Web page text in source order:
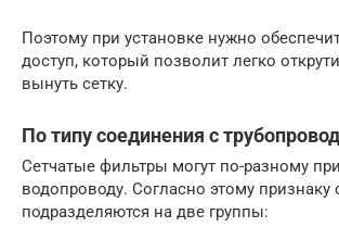
Поэтому при установке нужно
доступ, который позволит легко
вынуть сетку.
По типу соединения с
Сетчатые фильтры могут по-разному
водопроводу. Согласно этому признаку
подразделяются на две группы: